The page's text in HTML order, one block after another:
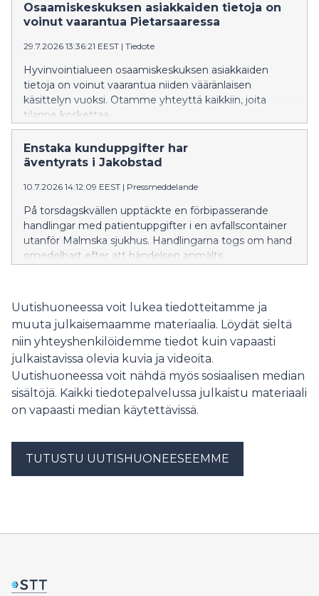
Osaamiskeskuksen asiakkaiden tietoja on
voinut vaarantua Pietarsaaressa
29.7.2026 13:36:21 EEST | Tiedote
Hyvinvointialueen osaamiskeskuksen asiakkaiden
tietoja on voinut vaarantua niiden vääränlaisen
käsittelyn vuoksi. Otamme yhteyttä kaikkiin, joita
tilanne koskettaa.
Enstaka kunduppgifter har
äventyrats i Jakobstad
10.7.2026 14:12:09 EEST | Pressmeddelande
På torsdagskvällen upptäckte en förbipasserande
handlingar med patientuppgifter i en avfallscontainer
utanför Malmska sjukhus. Handlingarna togs om hand
omedelbart efter att händelsen anmälts.
dataskyddsombuden, och under nästa vecka kommer
de vid behov att kontakta de personer vars uppgifter
kan ha äventyrats, säger förvaltningsdirektör Linda
Jakobsson-Pada. Välfärdsområdet har tydliga
anvisningar för hantering och förstöring av
sekretessbelagda uppgifter. Utredningen av
händelsen fortsätter på måndag.
Uutishuoneessa voit lukea tiedotteitamme ja
muuta julkaisemaamme materiaalia. Löydät sieltä
niin yhteyshenkilöidemme tiedot kuin vapaasti
julkaistavissa olevia kuvia ja videoita.
Uutishuoneessa voit nähdä myös sosiaalisen median
sisältöjä. Kaikki tiedotepalvelussa julkaistu materiaali
on vapaasti median käytettävissä.
TUTUSTU UUTISHUONEESEEMME